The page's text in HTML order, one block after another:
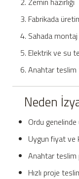
Fabrikada
Sahada
Elektrik ve su
Anahtar
Neden
Ordu
Uygun fiyat ve
Anahtar teslim
Hızlı proje